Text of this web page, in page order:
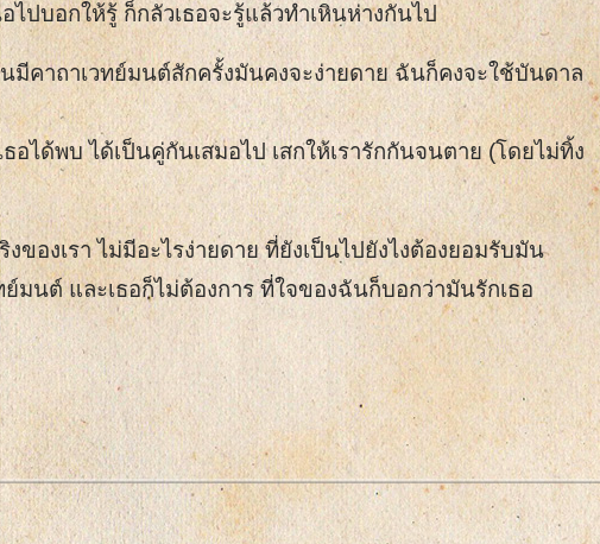
ไปบอกให้รู้ ก็กลัวเธอจะรู้แล้วทำเหินห่างกันไป
มีคาถาเวทย์มนต์สักครั้งมันคงจะง่ายดาย ฉันก็คงจะใช้บันดาล
อได้พบ ได้เป็นคู่กันเสมอไป เสกให้เรารักกันจนตาย (โดยไม่ทิ้ง
ของเรา ไม่มีอะไรง่ายดาย ที่ยังเป็นไปยังไงต้องยอมรับมัน
ย์มนต์ และเธอก็ไม่ต้องการ ที่ใจของฉันก็บอกว่ามันรักเธอ